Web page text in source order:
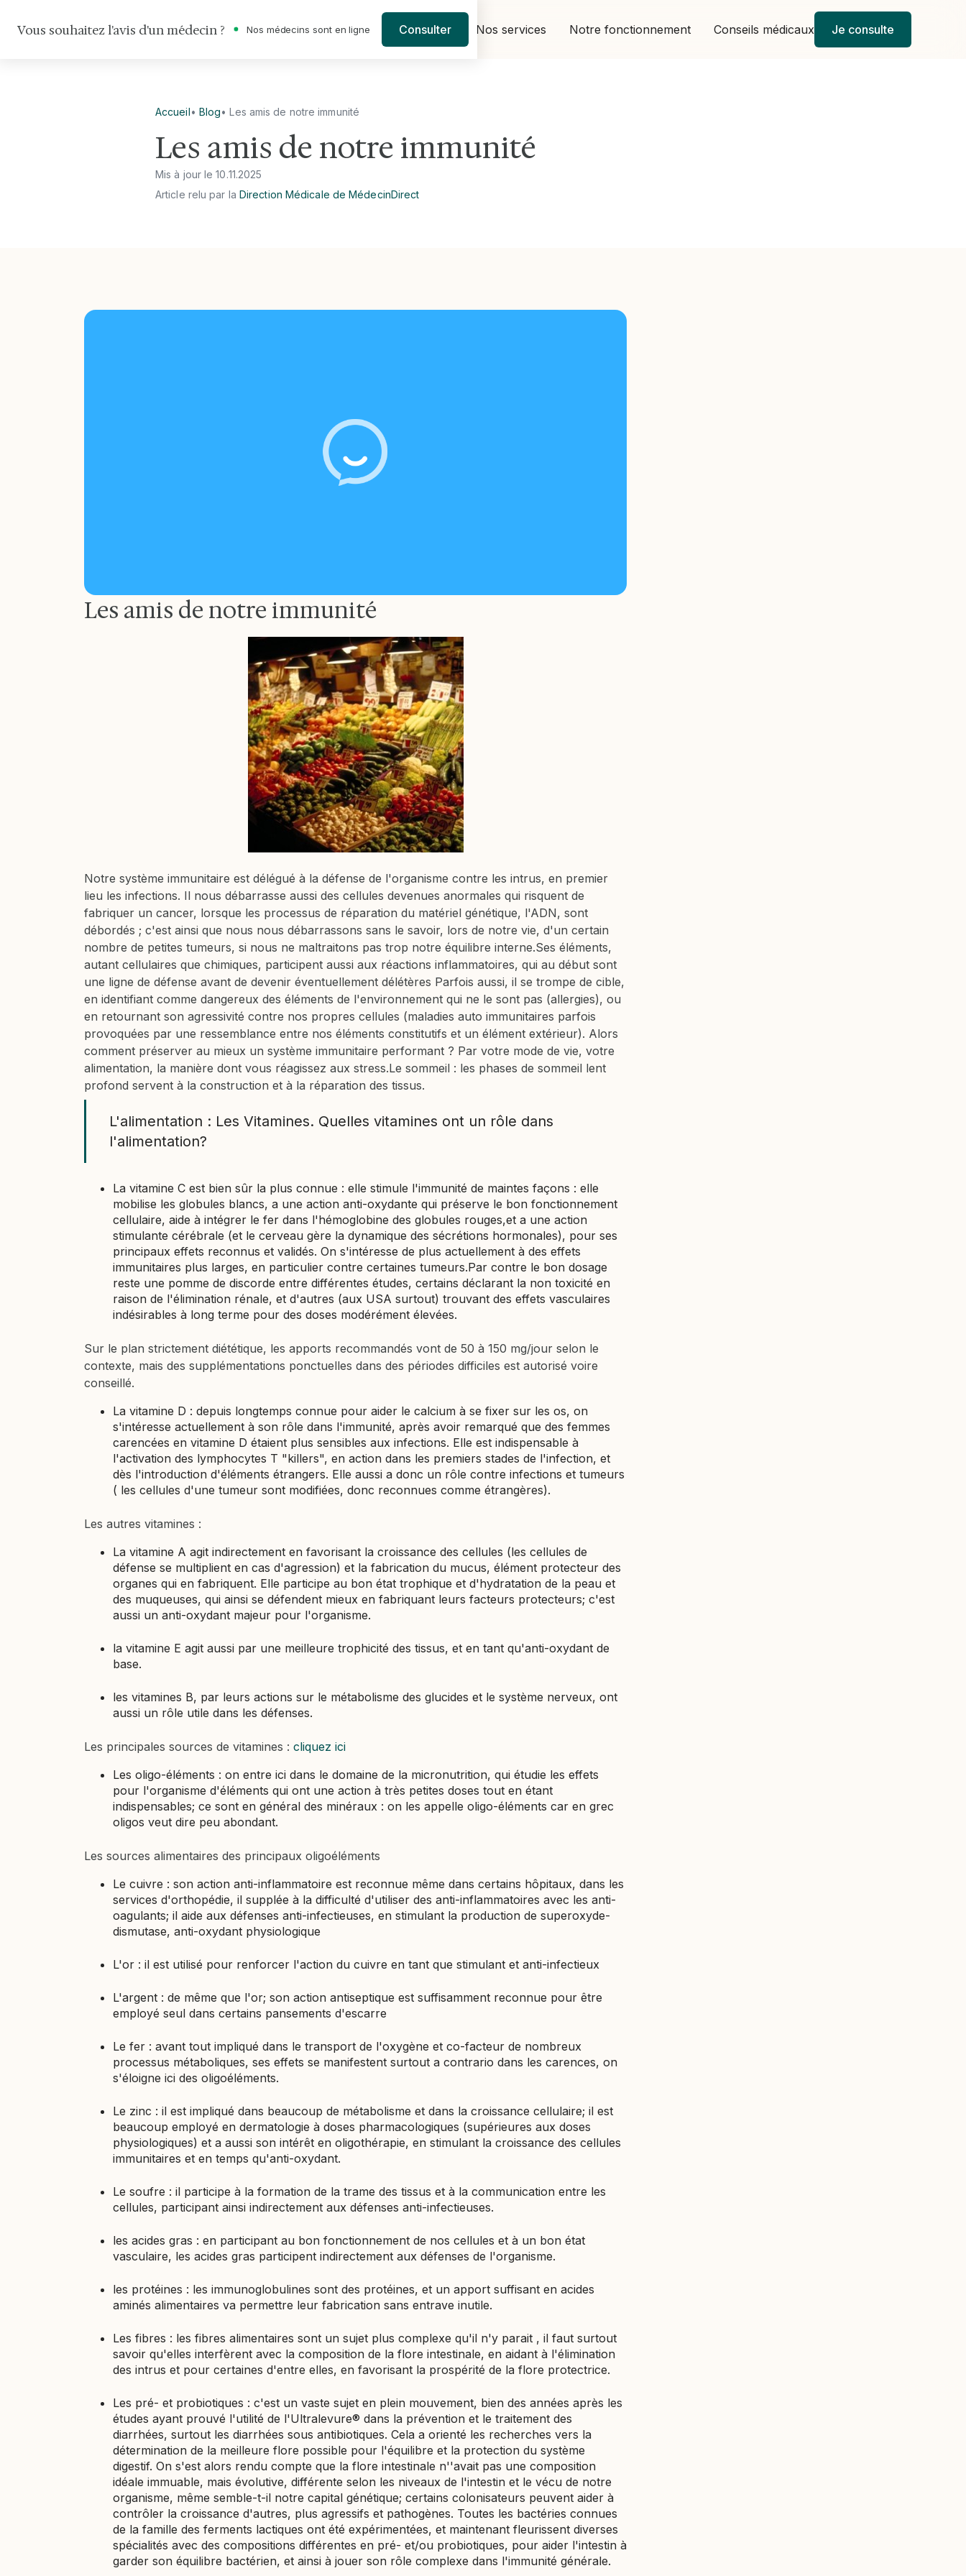
Vous souhaitez l'avis d'un médecin ? Nos médecins sont en ligne Consulter Nos services Notre fonctionnement Conseils médicaux Je consulte
Accueil• Blog•Les amis de notre immunité
Les amis de notre immunité
Mis à jour le10.11.2025
Article relu par la Direction Médicale de MédecinDirect
Les amis de notre immunité
Notre système immunitaire est délégué à la défense de l'organisme contre les intrus, en premier
lieu les infections. Il nous débarrasse aussi des cellules devenues anormales qui risquent de
fabriquer un cancer, lorsque les processus de réparation du matériel génétique, l'ADN, sont
débordés ; c'est ainsi que nous nous débarrassons sans le savoir, lors de notre vie, d'un certain
nombre de petites tumeurs, si nous ne maltraitons pas trop notre équilibre interne.Ses éléments,
autant cellulaires que chimiques, participent aussi aux réactions inflammatoires, qui au début sont
une ligne de défense avant de devenir éventuellement délétères Parfois aussi, il se trompe de cible,
en identifiant comme dangereux des éléments de l'environnement qui ne le sont pas (allergies), ou
en retournant son agressivité contre nos propres cellules (maladies auto immunitaires parfois
provoquées par une ressemblance entre nos éléments constitutifs et un élément extérieur). Alors
comment préserver au mieux un système immunitaire performant ? Par votre mode de vie, votre
alimentation, la manière dont vous réagissez aux stress.Le sommeil : les phases de sommeil lent
profond servent à la construction et à la réparation des tissus.
L'alimentation : Les Vitamines. Quelles vitamines ont un rôle dans
l'alimentation?
La vitamine C est bien sûr la plus connue : elle stimule l'immunité de maintes façons : elle
mobilise les globules blancs, a une action anti-oxydante qui préserve le bon fonctionnement
cellulaire, aide à intégrer le fer dans l'hémoglobine des globules rouges,et a une action
stimulante cérébrale (et le cerveau gère la dynamique des sécrétions hormonales), pour ses
principaux effets reconnus et validés. On s'intéresse de plus actuellement à des effets
immunitaires plus larges, en particulier contre certaines tumeurs.Par contre le bon dosage
reste une pomme de discorde entre différentes études, certains déclarant la non toxicité en
raison de l'élimination rénale, et d'autres (aux USA surtout) trouvant des effets vasculaires
indésirables à long terme pour des doses modérément élevées.
Sur le plan strictement diététique, les apports recommandés vont de 50 à 150 mg/jour selon le
contexte, mais des supplémentations ponctuelles dans des périodes difficiles est autorisé voire
conseillé.
La vitamine D : depuis longtemps connue pour aider le calcium à se fixer sur les os, on
s'intéresse actuellement à son rôle dans l'immunité, après avoir remarqué que des femmes
carencées en vitamine D étaient plus sensibles aux infections. Elle est indispensable à
l'activation des lymphocytes T "killers", en action dans les premiers stades de l'infection, et
dès l'introduction d'éléments étrangers. Elle aussi a donc un rôle contre infections et tumeurs
( les cellules d'une tumeur sont modifiées, donc reconnues comme étrangères).
Les autres vitamines :
La vitamine A agit indirectement en favorisant la croissance des cellules (les cellules de
défense se multiplient en cas d'agression) et la fabrication du mucus, élément protecteur des
organes qui en fabriquent. Elle participe au bon état trophique et d'hydratation de la peau et
des muqueuses, qui ainsi se défendent mieux en fabriquant leurs facteurs protecteurs; c'est
aussi un anti-oxydant majeur pour l'organisme.
la vitamine E agit aussi par une meilleure trophicité des tissus, et en tant qu'anti-oxydant de
base.
les vitamines B, par leurs actions sur le métabolisme des glucides et le système nerveux, ont
aussi un rôle utile dans les défenses.
Les principales sources de vitamines : cliquez ici
Les oligo-éléments : on entre ici dans le domaine de la micronutrition, qui étudie les effets
pour l'organisme d'éléments qui ont une action à très petites doses tout en étant
indispensables; ce sont en général des minéraux : on les appelle oligo-éléments car en grec
oligos veut dire peu abondant.
Les sources alimentaires des principaux oligoéléments
Le cuivre : son action anti-inflammatoire est reconnue même dans certains hôpitaux, dans les
services d'orthopédie, il supplée à la difficulté d'utiliser des anti-inflammatoires avec les anti-
oagulants; il aide aux défenses anti-infectieuses, en stimulant la production de superoxyde-
dismutase, anti-oxydant physiologique
L'or : il est utilisé pour renforcer l'action du cuivre en tant que stimulant et anti-infectieux
L'argent : de même que l'or; son action antiseptique est suffisamment reconnue pour être
employé seul dans certains pansements d'escarre
Le fer : avant tout impliqué dans le transport de l'oxygène et co-facteur de nombreux
processus métaboliques, ses effets se manifestent surtout a contrario dans les carences, on
s'éloigne ici des oligoéléments.
Le zinc : il est impliqué dans beaucoup de métabolisme et dans la croissance cellulaire; il est
beaucoup employé en dermatologie à doses pharmacologiques (supérieures aux doses
physiologiques) et a aussi son intérêt en oligothérapie, en stimulant la croissance des cellules
immunitaires et en temps qu'anti-oxydant.
Le soufre : il participe à la formation de la trame des tissus et à la communication entre les
cellules, participant ainsi indirectement aux défenses anti-infectieuses.
les acides gras : en participant au bon fonctionnement de nos cellules et à un bon état
vasculaire, les acides gras participent indirectement aux défenses de l'organisme.
les protéines : les immunoglobulines sont des protéines, et un apport suffisant en acides
aminés alimentaires va permettre leur fabrication sans entrave inutile.
Les fibres : les fibres alimentaires sont un sujet plus complexe qu'il n'y parait , il faut surtout
savoir qu'elles interfèrent avec la composition de la flore intestinale, en aidant à l'élimination
des intrus et pour certaines d'entre elles, en favorisant la prospérité de la flore protectrice.
Les pré- et probiotiques : c'est un vaste sujet en plein mouvement, bien des années après les
études ayant prouvé l'utilité de l'Ultralevure® dans la prévention et le traitement des
diarrhées, surtout les diarrhées sous antibiotiques. Cela a orienté les recherches vers la
détermination de la meilleure flore possible pour l'équilibre et la protection du système
digestif. On s'est alors rendu compte que la flore intestinale n''avait pas une composition
idéale immuable, mais évolutive, différente selon les niveaux de l'intestin et le vécu de notre
organisme, même semble-t-il notre capital génétique; certains colonisateurs peuvent aider à
contrôler la croissance d'autres, plus agressifs et pathogènes. Toutes les bactéries connues
de la famille des ferments lactiques ont été expérimentées, et maintenant fleurissent diverses
spécialités avec des compositions différentes en pré- et/ou probiotiques, pour aider l'intestin à
garder son équilibre bactérien, et ainsi à jouer son rôle complexe dans l'immunité générale.